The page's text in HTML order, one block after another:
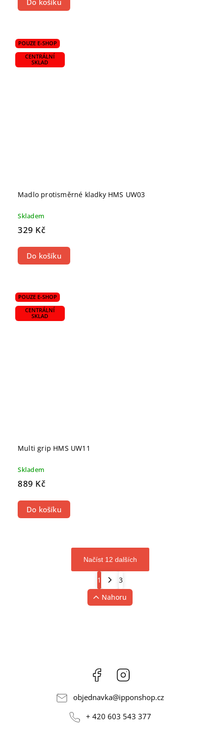
Do košíku
POUZE E-SHOP
CENTRÁLNÍ
SKLAD
Madlo protisměrné kladky HMS UW03
Skladem
329 Kč
Do košíku
POUZE E-SHOP
CENTRÁLNÍ
SKLAD
Multi grip HMS UW11
Skladem
889 Kč
Do košíku
Načíst 12 dalších
1
3
Nahoru
Facebook
objednavka@ipponshop.cz
+ 420 603 543 377